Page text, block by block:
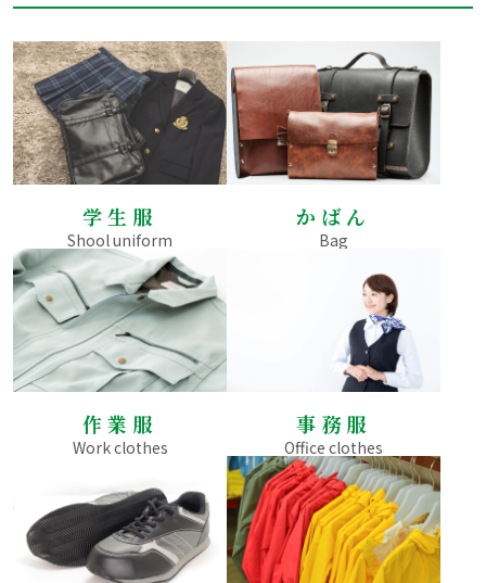
学生服
Shool uniform
かばん
Bag
作業服
Work clothes
事務服
Office clothes